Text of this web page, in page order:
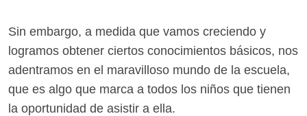
Sin embargo, a medida que vamos creciendo y
logramos obtener ciertos conocimientos básicos, nos
adentramos en el maravilloso mundo de la escuela,
que es algo que marca a todos los niños que tienen
la oportunidad de asistir a ella.